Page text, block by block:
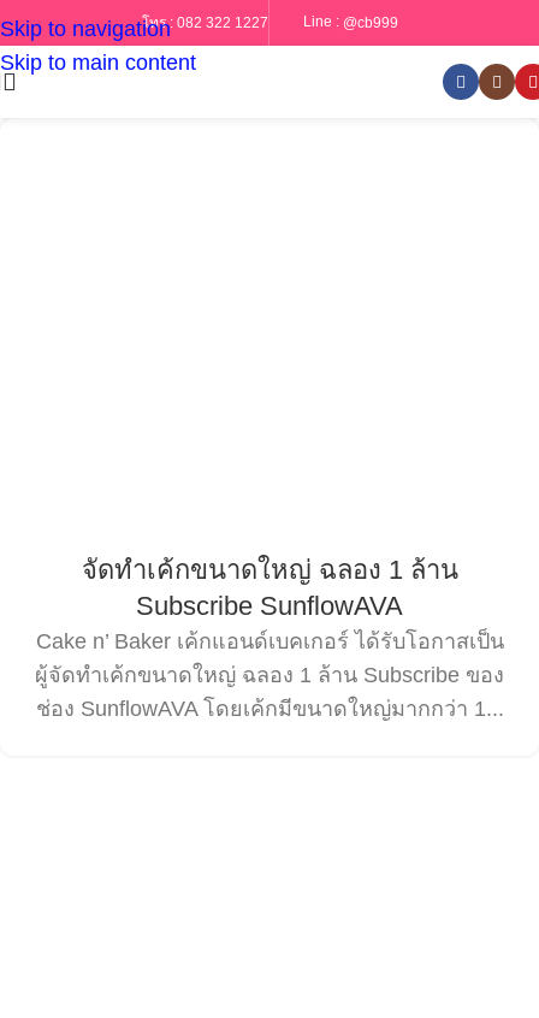
Skip to navigation
Skip to main content
โทร : 082 322 1227 Line : @cb999
จัดทำเค้กขนาดใหญ่ ฉลอง 1 ล้าน
Subscribe SunflowAVA
Cake n’ Baker เค้กแอนด์เบคเกอร์ ได้รับโอกาสเป็น
ผู้จัดทำเค้กขนาดใหญ่ ฉลอง 1 ล้าน Subscribe ของ
ช่อง SunflowAVA โดยเค้กมีขนาดใหญ่มากกว่า 1...